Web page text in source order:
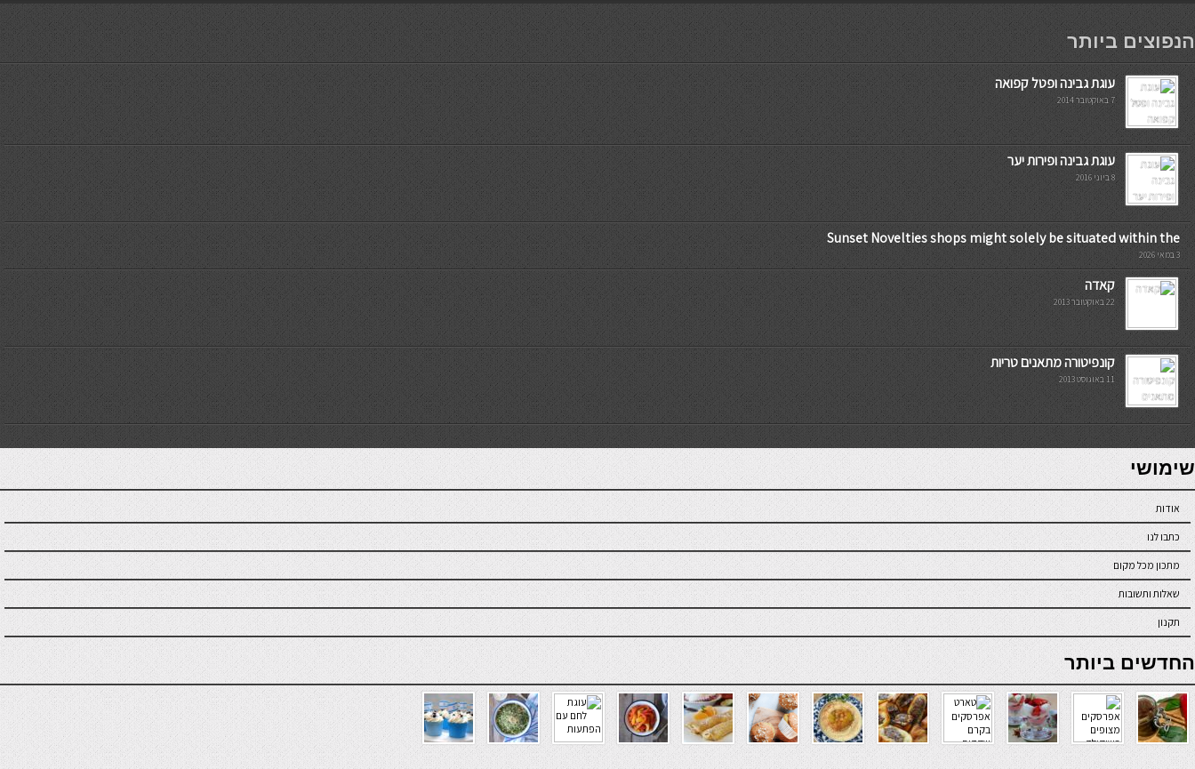
мостбет кг
הנפוצים ביותר
עוגת גבינה ופטל קפואה
7 באוקטובר 2014
עוגת גבינה ופירות יער
8 ביוני 2016
Sunset Novelties shops might solely be situated within the
3 במאי 2026
קאדה
22 באוקטובר 2013
קונפיטורה מתאנים טריות
11 באוגוסט 2013
7slots
seriöse online casinos österreich
שימושי
אודות
כתבו לנו
מתכון מכל מקום
שאלות ותשובות
תקנון
online casino
החדשים ביותר
verde casino